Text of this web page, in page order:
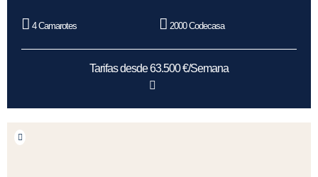
4 Camarotes 2000 Codecasa
Tarifas desde 63.500 €/Semana